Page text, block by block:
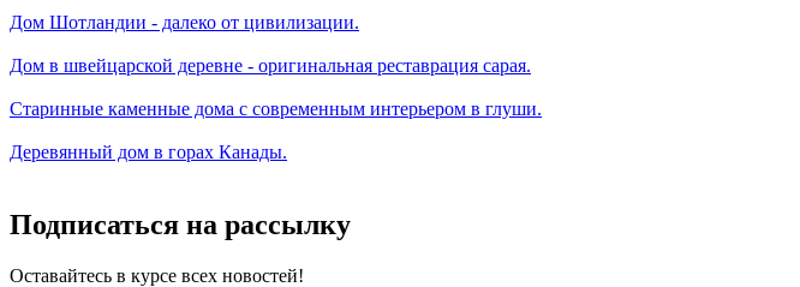
Дом Шотландии - далеко от цивилизации.
Дом в швейцарской деревне - оригинальная реставрация сарая.
Старинные каменные дома с современным интерьером в глуши.
Деревянный дом в горах Канады.
Подписаться на рассылку
Оставайтесь в курсе всех новостей!